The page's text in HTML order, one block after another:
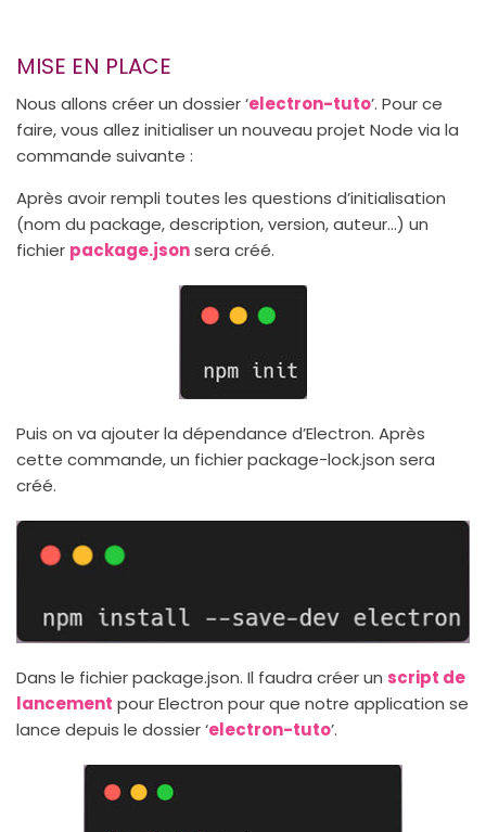
MISE EN PLACE
Nous allons créer un dossier ‘electron-tuto’. Pour ce
faire, vous allez initialiser un nouveau projet Node via la
commande suivante :
Après avoir rempli toutes les questions d’initialisation
(nom du package, description, version, auteur…) un
fichier package.jsonsera créé.
Puis on va ajouter la dépendance d’Electron. Après
cette commande, un fichier package-lock.json sera
créé.
Dans le fichier package.json. Il faudra créer un script de
lancement pour Electron pour que notre application se
lance depuis le dossier ‘electron-tuto’.